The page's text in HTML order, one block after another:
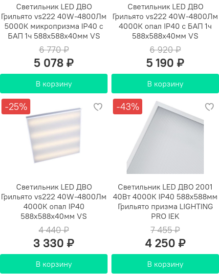
Светильник LED ДВО
Грильято vs222 40W-4800Лм
5000К микропризма IP40 с
БАП 1ч 588х588х40мм VS
6 770 ₽
5 078 ₽
В корзину
Светильник LED ДВО
Грильято vs222 40W-4800Лм
4000К опал IP40 с БАП 1ч
588х588х40мм VS
6 920 ₽
5 190 ₽
В корзину
-25%
Светильник LED ДВО
Грильято vs222 40W-4800Лм
4000К опал IP40
588х588х40мм VS
4 440 ₽
3 330 ₽
В корзину
-43%
Светильник LED ДВО 2001
40Вт 4000К IP40 588х588мм
Грильято призма LIGHTING
PRO IEK
7 455 ₽
4 250 ₽
В корзину